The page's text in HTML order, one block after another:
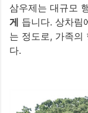
삼우제는 대규모
게 듭니다. 상차림
는 정도로, 가족의
다.